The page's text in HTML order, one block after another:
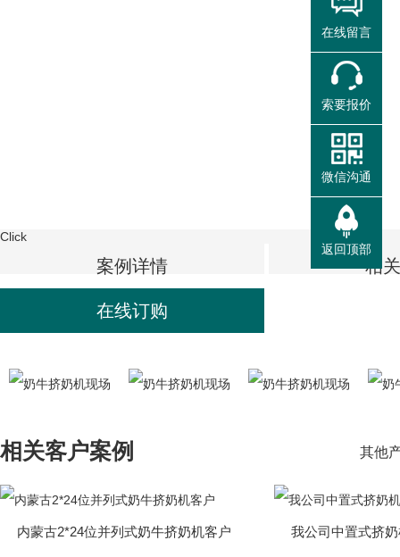
Click
案例详情 相
在线订购
其他产
相关客户案例
内蒙古2*24位并列式奶牛挤奶机客户 我公司中置式挤
在线留言
索要报价
微信沟通
返回顶部